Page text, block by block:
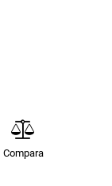
Compara